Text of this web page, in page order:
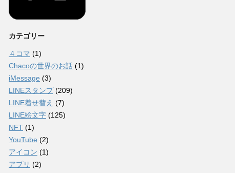
カテゴリー
４コマ (1)
Chacoの世界のお話 (1)
iMessage (3)
LINEスタンプ(209)
LINE着せ替え (7)
LINE絵文字 (125)
NFT (1)
YouTube (2)
アイコン (1)
アプリ (2)